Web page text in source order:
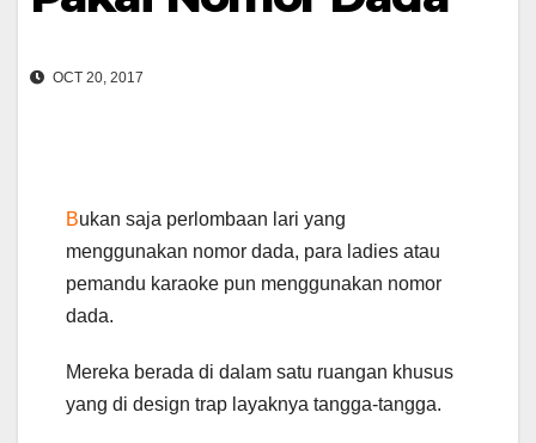
OCT 20, 2017
Bukan saja perlombaan lari yang
menggunakan nomor dada, para ladies atau
pemandu karaoke pun menggunakan nomor
dada.
Mereka berada di dalam satu ruangan khusus
yang di design trap layaknya tangga-tangga.